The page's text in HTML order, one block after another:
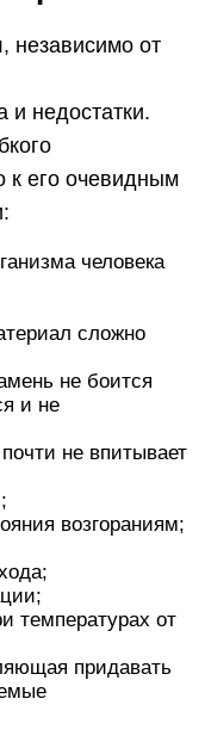
независимо от
и недостатки.
к его очевидным
человека
сложно
не боится
и не
не впитывает
возгораниям;
температурах от
придавать